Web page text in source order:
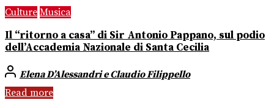
Culture Musica
Il “ritorno a casa” di Sir Antonio Pappano, sul podio
dell’Accademia Nazionale di Santa Cecilia
Elena D’Alessandri e Claudio Filippello
Read more